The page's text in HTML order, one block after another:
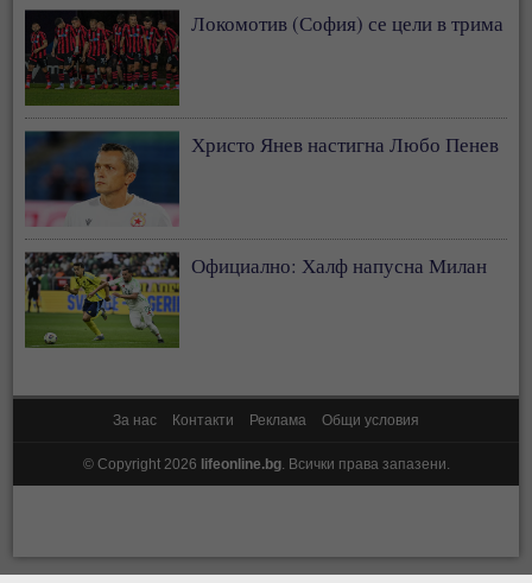
Локомотив (София) се цели в трима
Христо Янев настигна Любо Пенев
Официално: Халф напусна Милан
За нас Контакти Реклама Общи условия
© Copyright 2026 lifeonline.bg. Всички права запазени.